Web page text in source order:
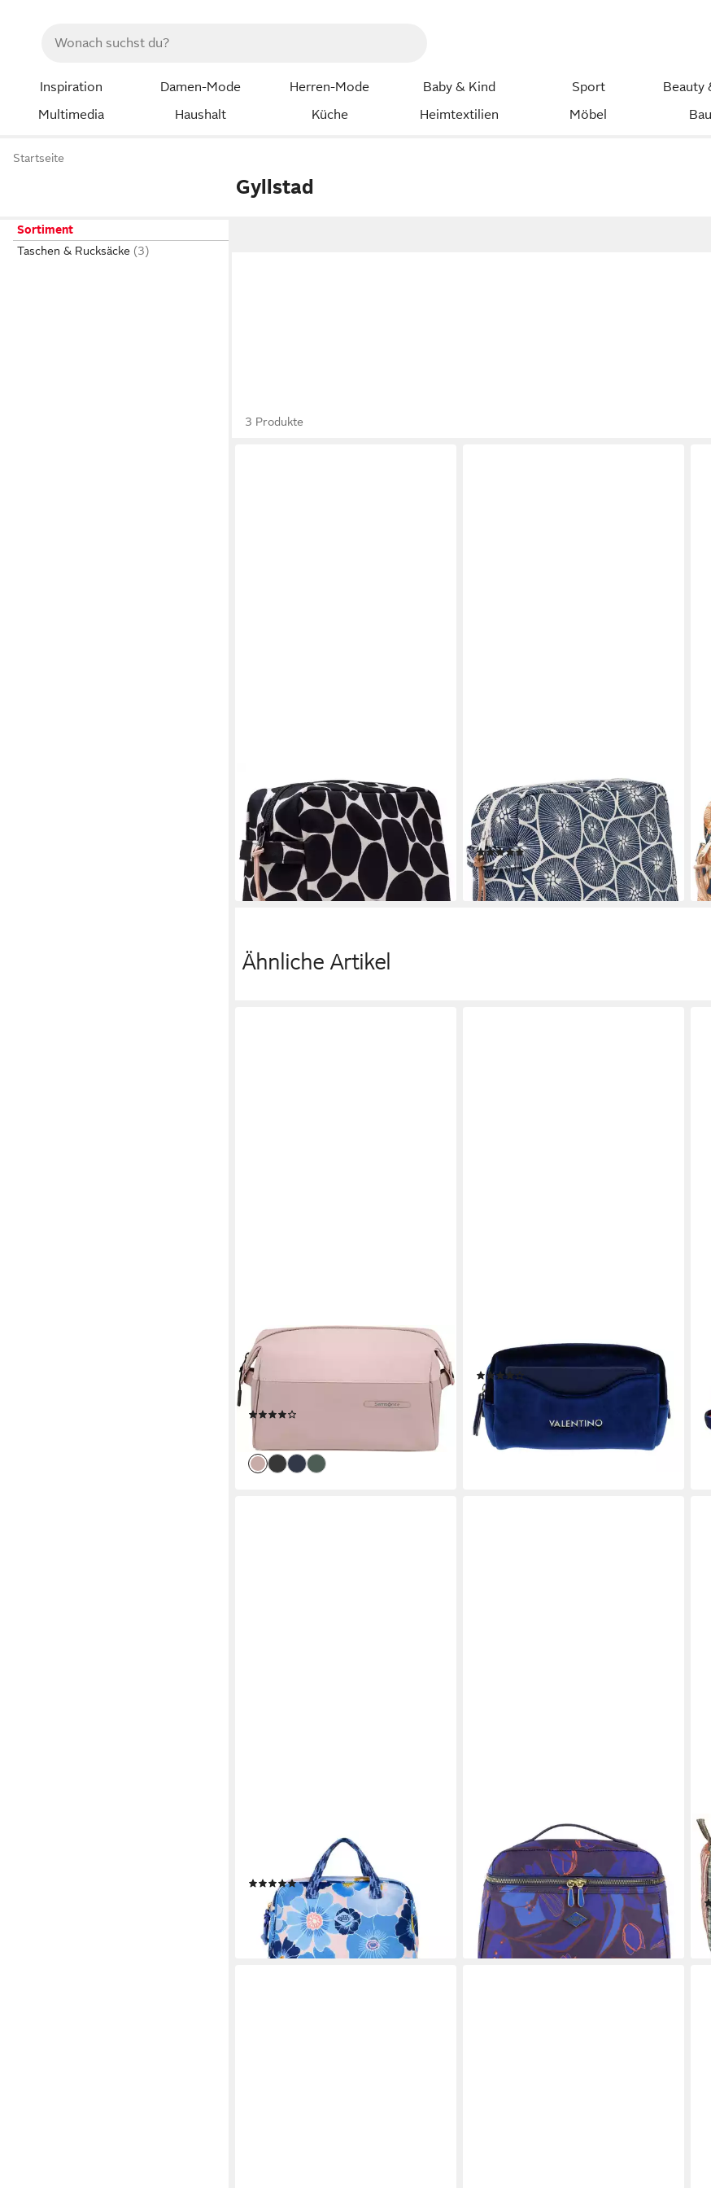
Inspiration Damen-Mode Herren-Mode Baby & Kind Sport Beauty
Multimedia
Haushalt Küche Heimtextilien Möbel
Startseite
Gyllstad
Sortiment
Taschen & Rucksäcke
3 Produkte
Kulturbeutel / Kulturtasche STENAR
XL aus GOTS-zertifizierter Bio-
Baumwolle
83,00 €
lieferbar - in 2-3 Werktagen bei dir
Kulturbeutel / Kulturtasche KORALL
XL aus GOTS-zertifizierter Bio-
Baumwolle
(1)
83,00 €
lieferbar - in 2-3 Werktagen bei dir
Ähnliche Artikel
SAMSONITE
Kulturbeutel STACKD Toilet Kit, 15
cm, Beauty-Bag Beautybox
Schminketui Kosmetikbox
44,95 €
lieferbar - in 1-2 Werktagen bei dir
VALENTINO BAGS
Kosmetiktasche Beauty Morbido
24,95 € UVP49,99 €
-50%
lieferbar - in 2-3 Werktagen bei dir
Kosmetiktasche Celia Cosmetic Bag
(1)
59,80 €
lieferbar - in 2-3 Werktagen bei dir
Kosmetiktasche Coco
69,80 €
lieferbar - in 2-3 Werktagen bei dir